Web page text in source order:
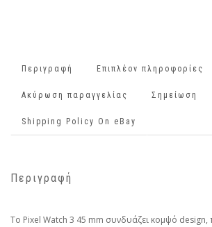
Περιγραφή Επιπλέον πληροφορίες
Ακύρωση παραγγελίας Σημείωση
Shipping Policy On eBay
Περιγραφή
Το Pixel Watch 3 45 mm συνδυάζει κομψό design,